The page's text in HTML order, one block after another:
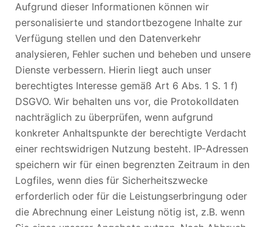
Aufgrund dieser Informationen können wir
personalisierte und standortbezogene Inhalte zur
Verfügung stellen und den Datenverkehr
analysieren, Fehler suchen und beheben und unsere
Dienste verbessern. Hierin liegt auch unser
berechtigtes Interesse gemäß Art 6 Abs. 1 S. 1 f)
DSGVO. Wir behalten uns vor, die Protokolldaten
nachträglich zu überprüfen, wenn aufgrund
konkreter Anhaltspunkte der berechtigte Verdacht
einer rechtswidrigen Nutzung besteht. IP-Adressen
speichern wir für einen begrenzten Zeitraum in den
Logfiles, wenn dies für Sicherheitszwecke
erforderlich oder für die Leistungserbringung oder
die Abrechnung einer Leistung nötig ist, z.B. wenn